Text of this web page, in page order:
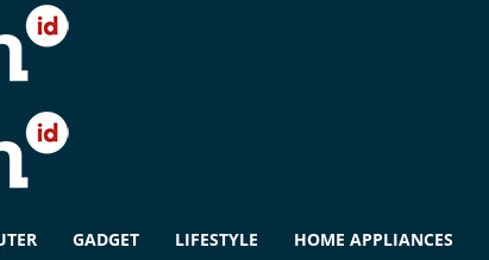
GADGET LIFESTYLE HOME APPLIANCES